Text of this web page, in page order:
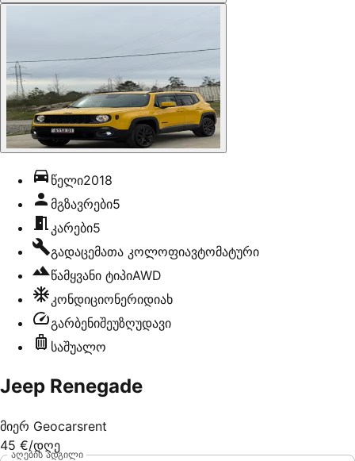
წელი2018
მგზავრები5
კარები5
გადაცემათა კოლოფიავტომატური
წამყვანი ტიპიAWD
კონდიციონერიდიახ
გარბენიშეუზღუდავი
საშუალო
Jeep Renegade
მიერ Geocarsrent
45 €/დღე
აღების ადგილი